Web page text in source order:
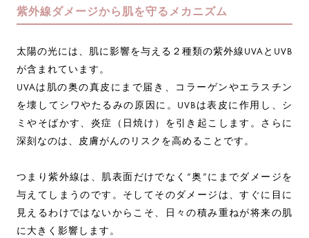
紫外線ダメージから肌を守るメカニズム
太陽の光には、肌に影響を与える２種類の紫外線UVAとUVB
が含まれています。
UVAは肌の奥の真皮にまで届き、コラーゲンやエラスチン
を壊してシワやたるみの原因に。UVBは表皮に作用し、シ
ミやそばかす、炎症（日焼け）を引き起こします。さらに
深刻なのは、皮膚がんのリスクを高めることです。
つまり紫外線は、肌表面だけでなく“奥”にまでダメージを
与えてしまうのです。そしてそのダメージは、すぐに目に
見えるわけではないからこそ、日々の積み重ねが将来の肌
に大きく影響します。